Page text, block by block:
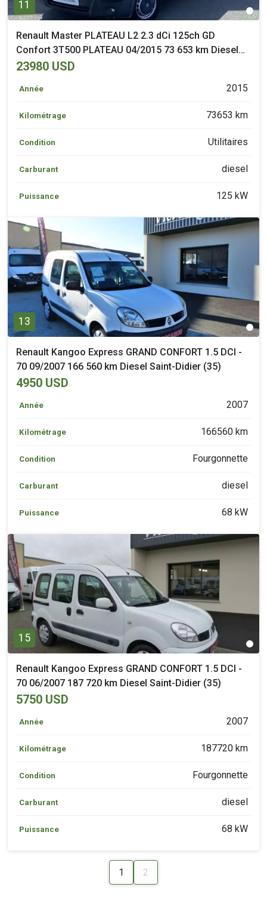
11
Renault Master PLATEAU L2 2.3 dCi 125ch GD
Confort 3T500 PLATEAU 04/2015 73 653 km Diesel
Gorges (44)
23980 USD
Année 2015
Kilométrage 73653 km
Condition Utilitaires
Carburant diesel
Puissance 125 kW
13
Renault Kangoo Express GRAND CONFORT 1.5 DCI -
70 09/2007 166 560 km Diesel Saint-Didier (35)
4950 USD
Année 2007
Kilométrage 166560 km
Condition Fourgonnette
Carburant diesel
Puissance 68 kW
15
Renault Kangoo Express GRAND CONFORT 1.5 DCI -
70 06/2007 187 720 km Diesel Saint-Didier (35)
5750 USD
Année 2007
Kilométrage 187720 km
Condition Fourgonnette
Carburant diesel
Puissance 68 kW
1 2